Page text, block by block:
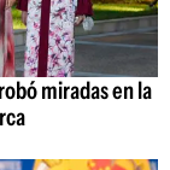
miradas en la